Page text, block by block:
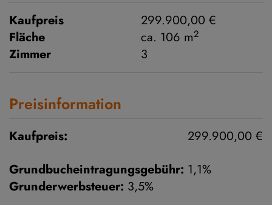
Kaufpreis
299.900,00 €
Fläche
ca. 106 m2
Zimmer 3
Preisinformation
Kaufpreis:
299.900,00 €
Grundbucheintragungsgebühr: 1,1%
Grunderwerbsteuer: 3,5%